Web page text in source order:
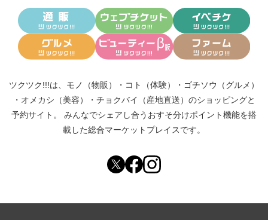
ツクツク!!!は、 モノ（物販） ・ コト（体験） ・ ゴチソウ（グルメ）
・ オメカシ（美容） ・ チョクバイ（産地直送） のショッピングと
予約サイト。
みんなでシェアし合う おすそ分けポイント機能を搭
載した総合マーケットプレイスです。